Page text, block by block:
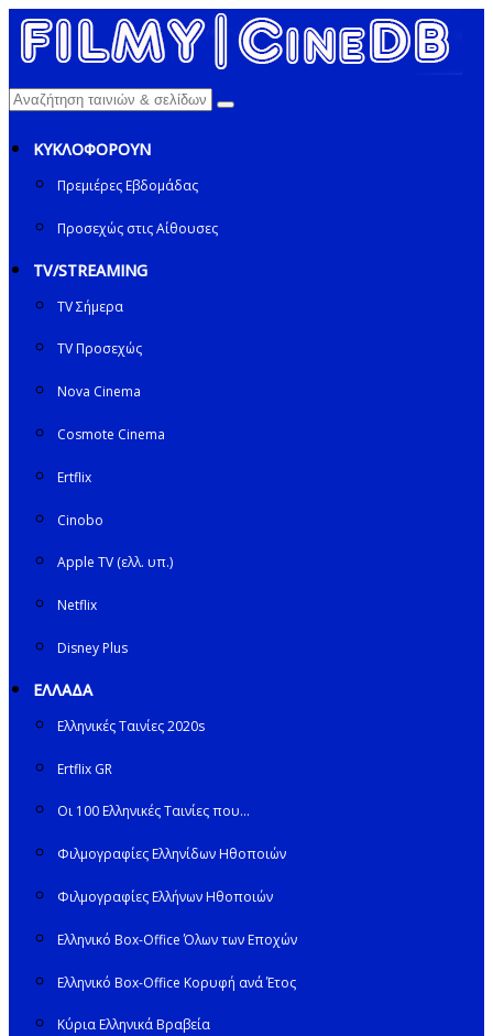
ΚΥΚΛΟΦΟΡΟΥΝ
Πρεμιέρες Εβδομάδας
Προσεχώς στις Αίθουσες
TV/STREAMING
TV Σήμερα
TV Προσεχώς
Nova Cinema
Cosmote Cinema
Ertflix
Cinobo
Apple TV (ελλ. υπ.)
Netflix
Disney Plus
ΕΛΛΑΔΑ
Ελληνικές Ταινίες 2020s
Ertflix GR
Οι 100 Ελληνικές Ταινίες που…
Φιλμογραφίες Ελληνίδων Ηθοποιών
Φιλμογραφίες Ελλήνων Ηθοποιών
Ελληνικό Box-Office Όλων των Εποχών
Ελληνικό Box-Office Κορυφή ανά Έτος
Κύρια Ελληνικά Βραβεία